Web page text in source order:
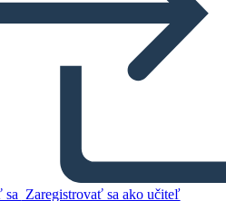
sa Zaregistrovať sa ako učiteľ
Rifugiati